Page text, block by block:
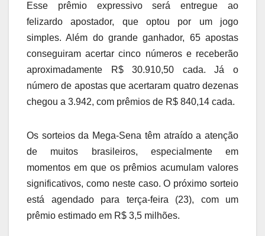
Esse prêmio expressivo será entregue ao
felizardo apostador, que optou por um jogo
simples. Além do grande ganhador, 65 apostas
conseguiram acertar cinco números e receberão
aproximadamente R$ 30.910,50 cada. Já o
número de apostas que acertaram quatro dezenas
chegou a 3.942, com prêmios de R$ 840,14 cada.
Os sorteios da Mega-Sena têm atraído a atenção
de muitos brasileiros, especialmente em
momentos em que os prêmios acumulam valores
significativos, como neste caso. O próximo sorteio
está agendado para terça-feira (23), com um
prêmio estimado em R$ 3,5 milhões.